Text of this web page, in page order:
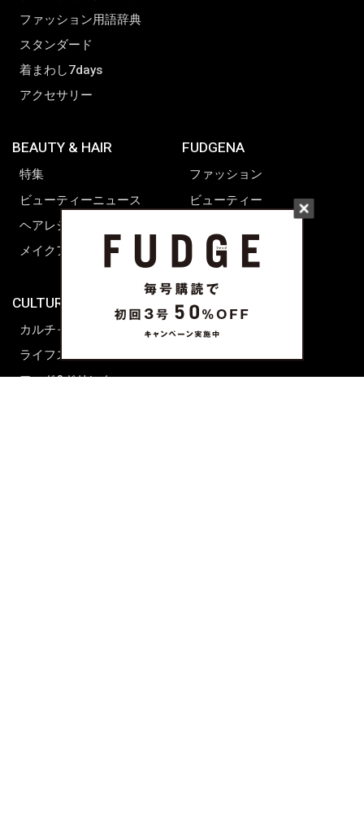
ファッション用語辞典
スタンダード
着まわし7days
アクセサリー
BEAUTY & HAIR
特集
ビューティーニュース
ヘアレシピ ストーリーズ
メイクアップティップス
CULTURE & LIFE
カルチャー
ライフスタイル
フード&ドリンク
FUDGENA
ファッション
ビューティー
ライフスタイル